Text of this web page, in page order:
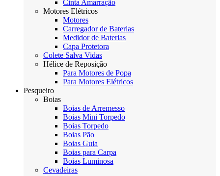
Cinta Amarração
Motores Elétricos
Motores
Carregador de Baterias
Medidor de Baterias
Capa Protetora
Colete Salva Vidas
Hélice de Reposição
Para Motores de Popa
Para Motores Elétricos
Pesqueiro
Boias
Boias de Arremesso
Boias Mini Torpedo
Boias Torpedo
Boias Pão
Boias Guia
Boias para Carpa
Boias Luminosa
Cevadeiras